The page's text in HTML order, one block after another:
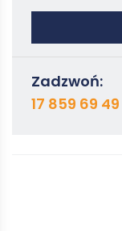
Zadzwoń:
17 859 69 49